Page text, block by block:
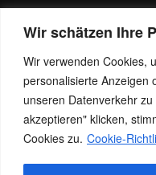
Wir schätzen Ihre
Wir verwenden Cookies,
personalisierte Anzeigen
unseren Datenverkehr
akzeptieren" klicken,
Cookies zu. Cookie-
Momentan bei Deluxe
Angelique, Antonia, Jacky
Wir suchen dringend
Wünsche allen eine tolle
Eure Jacky